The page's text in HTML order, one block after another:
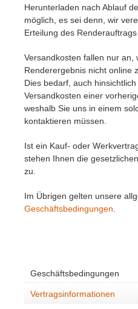
Herunterladen nach Ablauf
möglich, es sei denn, wir
Erteilung des
Versandkosten fallen nur an,
Renderergebnis nicht online
Dies bedarf, auch
Versandkosten einer
weshalb Sie uns in einem
kontaktieren müssen.
Ist ein Kauf- oder
stehen Ihnen die
zu.
Im Übrigen gelten unsere
Geschäftsbedingungen
Geschäftsbedingungen
Vertragsinformationen